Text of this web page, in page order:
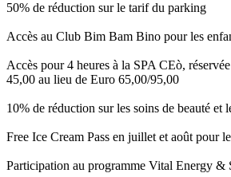
50% de réduction sur le tarif du parking
Accès au Club Bim Bam Bino pour les
Accès pour 4 heures à la SPA CEò,
45,00 au lieu de Euro 65,00/95,00
10% de réduction sur les soins de beauté et
Free Ice Cream Pass en juillet et août pour
Participation au programme Vital Energy &